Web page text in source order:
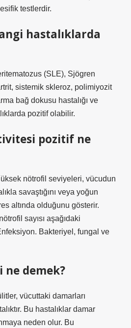
testlerdir.
hastalıklarda
(SLE), Sjögren
sistemik skleroz, polimiyozit
bağ dokusu hastalığı ve
pozitif olabilir.
pozitif ne
nötrofil seviyeleri, vücudun
savaştığını veya yoğun
altında olduğunu gösterir.
sayısı aşağıdaki
Bakteriyel, fungal ve
ne demek?
vücuttaki damarları
Bu hastalıklar damar
neden olur. Bu